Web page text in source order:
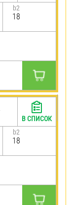
b2
18
b2
18
В СПИСОК